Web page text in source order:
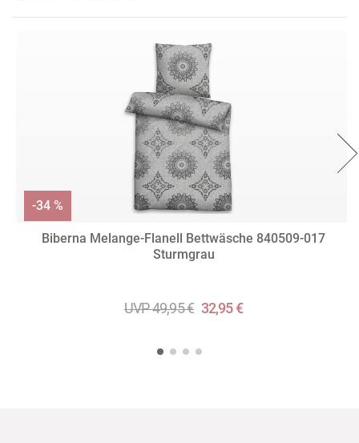
Biberna Melange-Flanell Bettwäsche 840509-017
Sturmgrau
UVP 49,95 € 32,95 €
-34 %